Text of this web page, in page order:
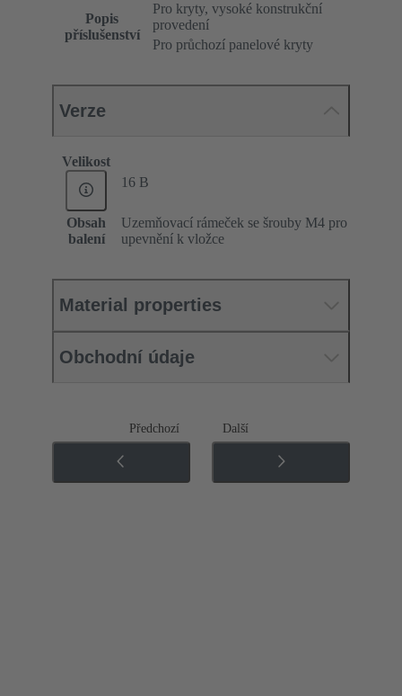
Popis
příslušenství
Pro kryty, vysoké konstrukční
provedení
Pro průchozí panelové kryty
Verze
Velikost
16 B
Obsah
balení
Uzemňovací rámeček se šrouby M4 pro
upevnění k vložce
Material properties
Obchodní údaje
Předchozí Další